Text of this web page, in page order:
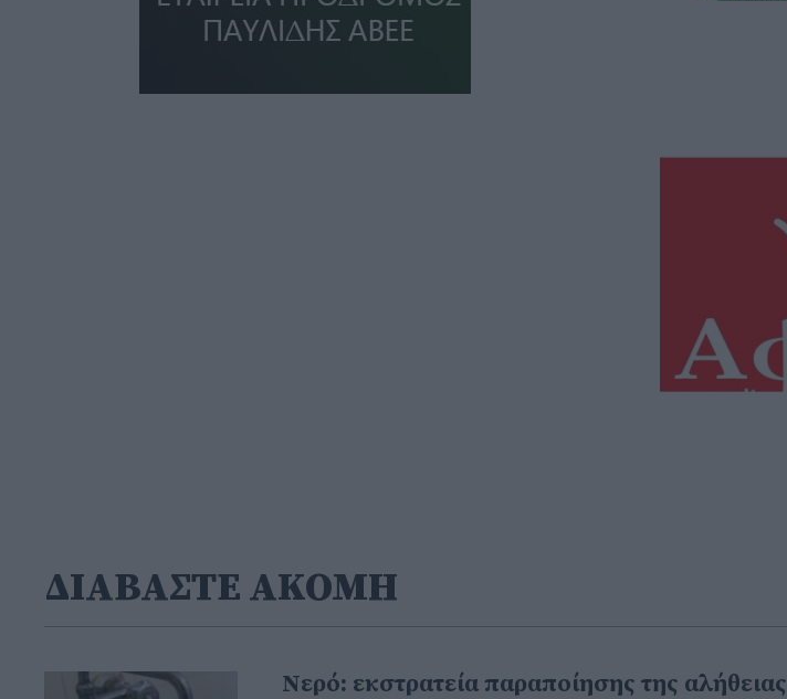
ΔΙΑΒΑΣΤΕ ΑΚΟΜΗ
Νερό: εκστρατεία παραποίησης της αλήθειας